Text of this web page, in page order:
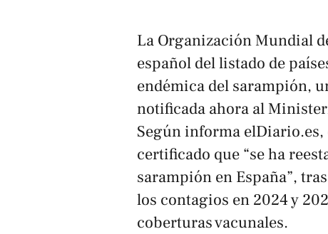
La Organización Mundial
español del listado de
endémica del sarampión,
notificada ahora al
Según informa elDiario.es,
certificado que “se ha
sarampión en España”,
los contagios en 2024 y
coberturas vacunales.